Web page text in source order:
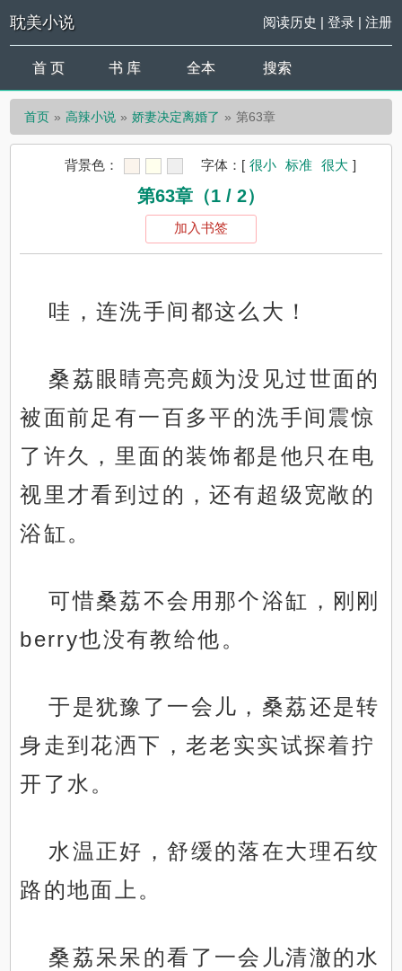
耽美小说 阅读历史 | 登录| 注册
首 页 书 库 全本 搜索
首页 高辣小说 娇妻决定离婚了 第63章
背景色： 字体： [ 很小 标准 很大 ]
第63章（1 / 2）
加入书签
哇，连洗手间都这么大！
桑荔眼睛亮亮颇为没见过世面的
被面前足有一百多平的洗手间震惊
了许久，里面的装饰都是他只在电
视里才看到过的，还有超级宽敞的
浴缸。
可惜桑荔不会用那个浴缸，刚刚
berry也没有教给他。
于是犹豫了一会儿，桑荔还是转
身走到花洒下，老老实实试探着拧
开了水。
水温正好，舒缓的落在大理石纹
路的地面上。
桑荔呆呆的看了一会儿清澈的水